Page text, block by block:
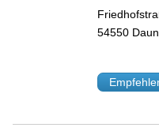
54550 Daun